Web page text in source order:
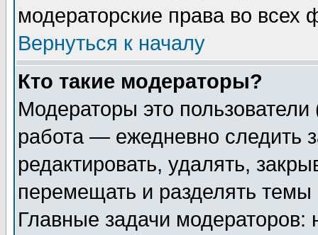
модераторские права во всех
Вернуться к началу
Кто такие модераторы?
Модераторы это
работа — ежедневно следить
редактировать, удалять,
перемещать и разделять
Главные задачи